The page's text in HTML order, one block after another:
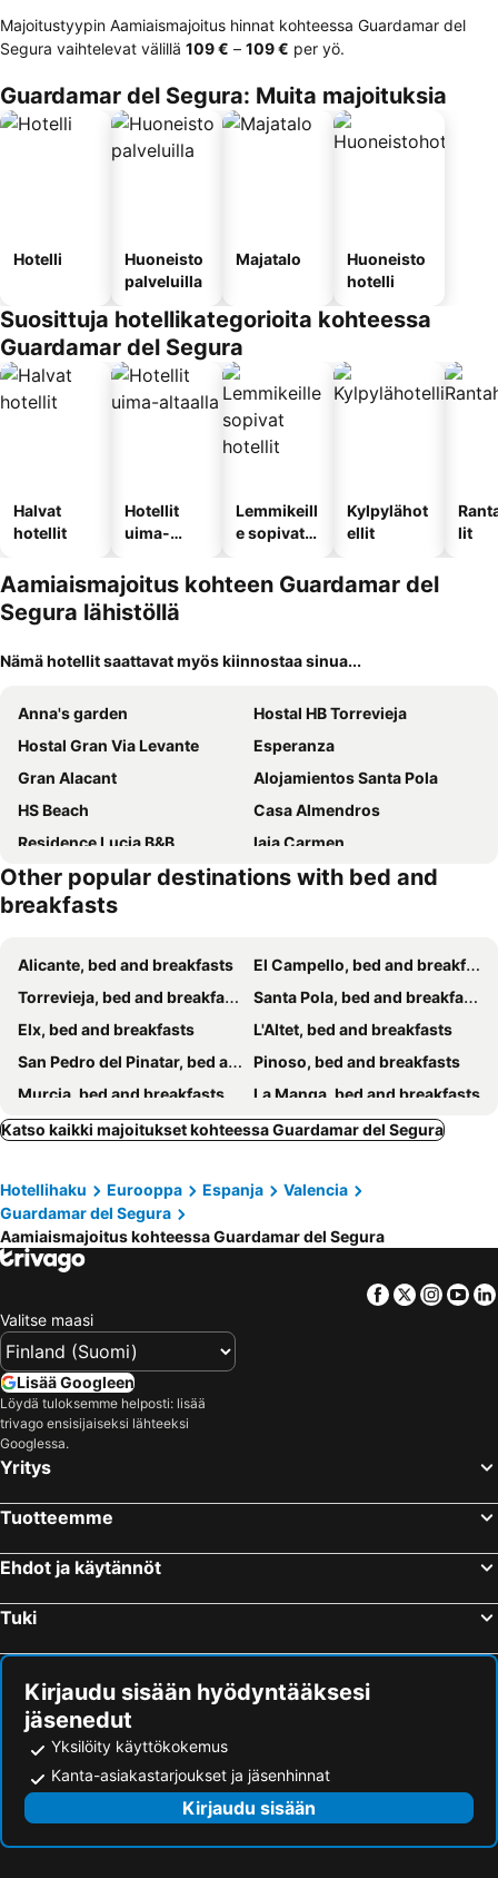
Majoitustyypin Aamiaismajoitus hinnat kohteessa Guardamar del
Segura vaihtelevat välillä ‎109 € – ‎109 € per yö.
Guardamar del Segura: Muita majoituksia
Hotelli
Huoneisto
palveluilla
Majatalo
Huoneisto
hotelli
Suosittuja hotellikategorioita kohteessa
Guardamar del Segura
Halvat
hotellit
Hotellit
uima-
Lemmikeill
e sopivat
Kylpylähot
ellit
lit
Aamiaismajoitus kohteen Guardamar del
Segura lähistöllä
Nämä hotellit saattavat myös kiinnostaa sinua...
Anna's garden
Hostal HB Torrevieja
Hostal Gran Via Levante
Esperanza
Gran Alacant
Alojamientos Santa Pola
HS Beach
Casa Almendros
Residence Lucia B&B
Iaia Carmen
Other popular destinations with bed and
breakfasts
Alicante, bed and breakfasts
El Campello, bed and breakfasts
Torrevieja, bed and breakfasts
Santa Pola, bed and breakfasts
Elx, bed and breakfasts
L'Altet, bed and breakfasts
San Pedro del Pinatar, bed and breakfasts
Pinoso, bed and breakfasts
Murcia, bed and breakfasts
La Manga, bed and breakfasts
Granja de Rocamora, bed and breakfasts
Rojales, bed and breakfasts
Abanilla, bed and breakfasts
San Fulgencio, bed and breakfasts
San Javier, bed and breakfasts
Katso kaikki majoitukset kohteessa Guardamar del Segura
Hotellihaku Eurooppa Espanja
Valencia
Guardamar del Segura
Aamiaismajoitus kohteessa Guardamar del Segura
Facebook
Twitter
Valitse maasi
Lisää Googleen
Löydä tuloksemme helposti: lisää
trivago ensisijaiseksi lähteeksi
Googlessa.
Yritys
Tuotteemme
Ehdot ja käytännöt
Tuki
Kirjaudu sisään hyödyntääksesi
jäsenedut
Yksilöity käyttökokemus
Kanta-asiakastarjoukset ja jäsenhinnat
Kirjaudu sisään